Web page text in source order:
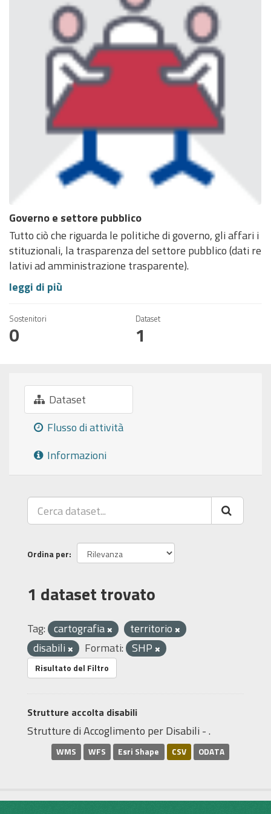
Governo e settore pubblico
Tutto ciò che riguarda le politiche di governo, gli affari i
stituzionali, la trasparenza del settore pubblico (dati re
lativi ad amministrazione trasparente).
leggi di più
Sostenitori
0
Dataset
1
Dataset
Flusso di attività
Informazioni
Ordina per
1 dataset trovato
Tag: cartografia
territorio
disabili
Formati: SHP
Risultato del Filtro
Strutture accolta disabili
Strutture di Accoglimento per Disabili - .
WMS WFS Esri Shape CSV ODATA